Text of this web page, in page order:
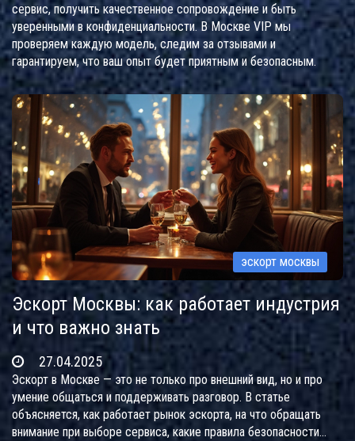
сервис, получить качественное сопровождение и быть
уверенными в конфиденциальности. В Москве VIP мы
проверяем каждую модель, следим за отзывами и
гарантируем, что ваш опыт будет приятным и безопасным.
эскорт москвы
Эскорт Москвы: как работает индустрия
и что важно знать
27.04.2025
Эскорт в Москве — это не только про внешний вид, но и про
умение общаться и поддерживать разговор. В статье
объясняется, как работает рынок эскорта, на что обращать
внимание при выборе сервиса, какие правила безопасности